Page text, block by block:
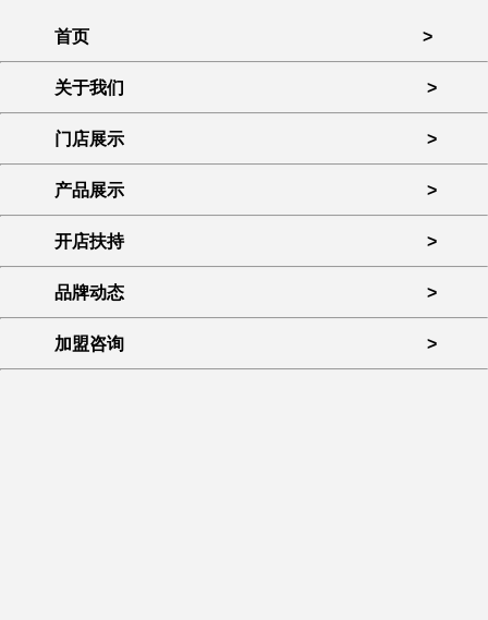
首页 >
关于我们 >
门店展示 >
产品展示 >
开店扶持 >
品牌动态 >
加盟咨询 >